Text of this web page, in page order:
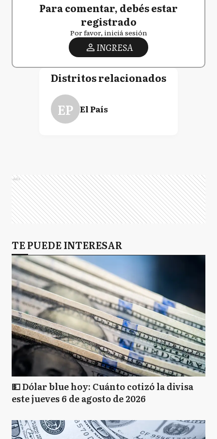
Para comentar, debés estar
registrado
Por favor, iniciá sesión
INGRESA
Distritos relacionados
EP El País
Ads
TE PUEDE INTERESAR
💵 Dólar blue hoy: Cuánto cotizó la divisa
este jueves 6 de agosto de 2026